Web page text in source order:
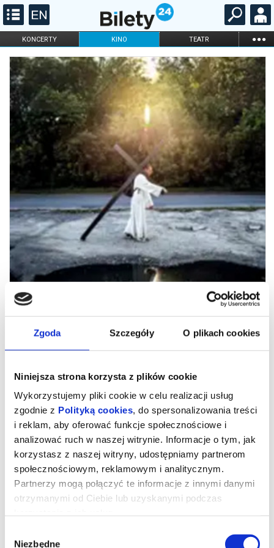
Zgoda Szczegóły O plikach cookies
Niniejsza strona korzysta z plików cookie
Wykorzystujemy pliki cookie w celu realizacji usług
zgodnie z Polityką cookies, do spersonalizowania treści
i reklam, aby oferować funkcje społecznościowe i
analizować ruch w naszej witrynie. Informacje o tym, jak
korzystasz z naszej witryny, udostępniamy partnerom
społecznościowym, reklamowym i analitycznym.
Partnerzy mogą połączyć te informacje z innymi danymi
otrzymanymi od Ciebie lub uzyskanymi podczas
Niezbędne
KONCERTY KINO TEATR ...
FILHARMONIA OPERA I BALET
STAND-UP
DLA DZIECI
ONLINE KARNETY
POSŁANI
"Posłani" to poruszająca opowieść o Bogu działającym tu i teraz -
w życiu zwykłych ludzi, w ich decyzjach, kryzysach i przełomach.
która potrafi podtrzymać człowieka, gdy sam już nie daje
Ulewińskiego, który przemierza niemal 650 kilometrów przez
Polskę, niosąc 15-kilogramowy krzyż. Trasa - od Zalewu Wiślanego